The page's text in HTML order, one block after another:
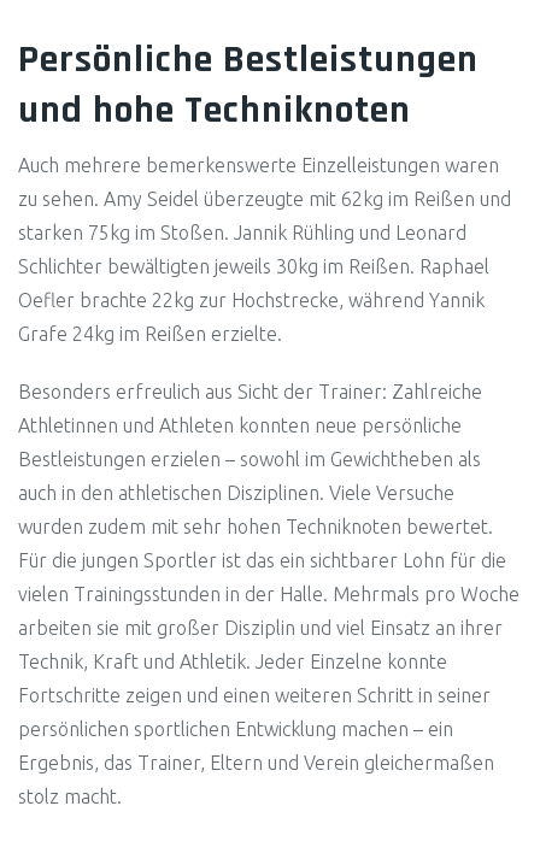
Persönliche Bestleistungen
und hohe Techniknoten
Auch mehrere bemerkenswerte Einzelleistungen waren
zu sehen. Amy Seidel überzeugte mit 62kg im Reißen und
starken 75kg im Stoßen. Jannik Rühling und Leonard
Schlichter bewältigten jeweils 30kg im Reißen. Raphael
Oefler brachte 22kg zur Hochstrecke, während Yannik
Grafe 24kg im Reißen erzielte.
Besonders erfreulich aus Sicht der Trainer: Zahlreiche
Athletinnen und Athleten konnten neue persönliche
Bestleistungen erzielen – sowohl im Gewichtheben als
auch in den athletischen Disziplinen. Viele Versuche
wurden zudem mit sehr hohen Techniknoten bewertet.
Für die jungen Sportler ist das ein sichtbarer Lohn für die
vielen Trainingsstunden in der Halle. Mehrmals pro Woche
arbeiten sie mit großer Disziplin und viel Einsatz an ihrer
Technik, Kraft und Athletik. Jeder Einzelne konnte
Fortschritte zeigen und einen weiteren Schritt in seiner
persönlichen sportlichen Entwicklung machen – ein
Ergebnis, das Trainer, Eltern und Verein gleichermaßen
stolz macht.